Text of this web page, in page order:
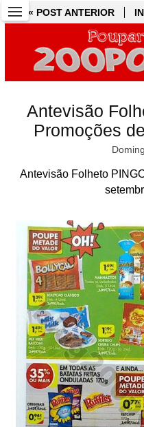
« POST ANTERIOR
Antevisão
Promoções
Antevisão Folheto
« POST ANTERIOR